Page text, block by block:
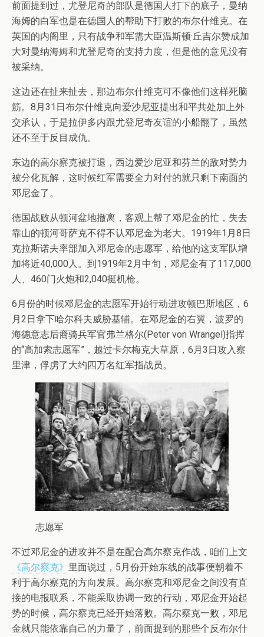
前面提到过，尤登尼奇的部队是德国人打下的底子，曼纳
海姆的白军也是在德国人的帮助下打败的布尔什维克。在
英国的内阁里，只有战争和军需大臣温斯顿·丘吉尔赞成加
大对曼纳海姆和尤登尼奇的支持力度，但是他的意见没有
被采纳。
这边还在扯来扯去，那边布尔什维克可不像他们这样死脑
筋。8月31日布尔什维克向爱沙尼亚提出和平共处加上外
交承认，于是拉伊多内跟尤登尼奇友谊的小船翻了，虽然
还不至于反目成仇。
东边的高尔察克被打退，西边爱沙尼亚和芬兰的敌对势力
被分化瓦解，这时候红军需要全力对付的就只剩下南面的
邓尼金了。
德国战败从顿河盆地撤离，客观上帮了邓尼金的忙，失去
靠山的顿河哥萨克不得不认邓尼金为老大。1919年1月8日
克拉斯诺夫率部加入邓尼金的志愿军，给他的这支军队增
加将近40,000人。到1919年2月中旬，邓尼金有了117,000
人、460门火炮和2,040挺机枪。
6月份的时候邓尼金的志愿军开始行动进攻顿巴斯地区，6
月2日拿下哈尔科夫威胁基辅。在邓尼金的右翼，波罗的
海德意志后裔骑兵军官弗兰格尔(Peter von Wrangel)指挥
的“高加索志愿军”，越过卡尔梅克大草原，6月3日攻入察
里津，俘虏了大约四万名红军指战员。
志愿军
不过邓尼金的进攻并不是在配合高尔察克作战，咱们上文
《高尔察克》 里面说过，5月份开始东线的战事便朝着不
利于高尔察克的方向发展。高尔察克和邓尼金之间没有直
接的电报联系，不能采取协调一致的行动，邓尼金开始起
势的时候，高尔察克已经开始落败。高尔察克一败，邓尼
金就只能依靠自己的力量了，前面提到的那些个反布尔什